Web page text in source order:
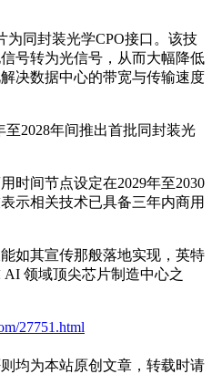
为同封装光学CPO接口。该技
号转为光信号，从而大幅降低
决数据中心的带宽与传输速度
2028年间推出首批同封装光
时间节点设定在2029年至2030
示相关技术已具备三年内商用
如其宣传那般落地实现，英特
领域顶尖芯片制造中心之
27751.html
均为本站原创文章，转载时请